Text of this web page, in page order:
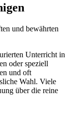
und bewährten
Unterricht in
oder speziell
und oft
Wahl. Viele
über die reine